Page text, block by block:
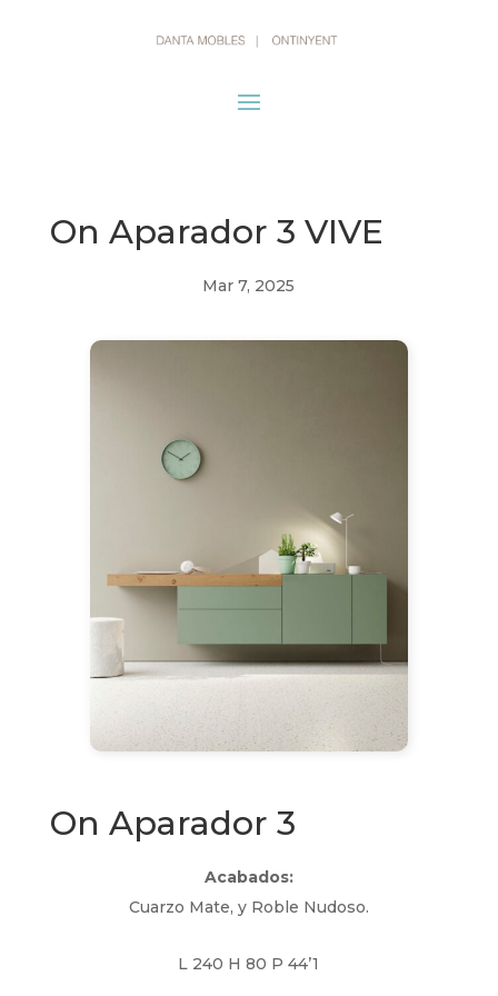
On Aparador 3 VIVE
Mar 7, 2025
On Aparador 3
Acabados:
Cuarzo Mate, y Roble Nudoso.
L 240 H 80 P 44’1